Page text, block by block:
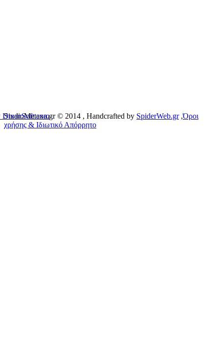
StudioMetaxa.gr © 2014 , Handcrafted by SpiderWeb.gr
DixanSoft.com ,Όροι
χρήσης & Ιδιωτικό Απόρρητο